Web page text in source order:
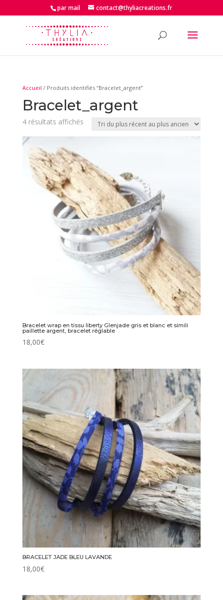
par mail contact@thyliacreations.fr
Accueil / Produits identifiés “Bracelet_argent”
Bracelet_argent
4 résultats affichésTrié
plus
au
plus
ancien
Bracelet wrap en tissu liberty Glenjade gris et blanc et simili
paillette argent, bracelet réglable
18,00€
BRACELET JADE BLEU LAVANDE
18,00€